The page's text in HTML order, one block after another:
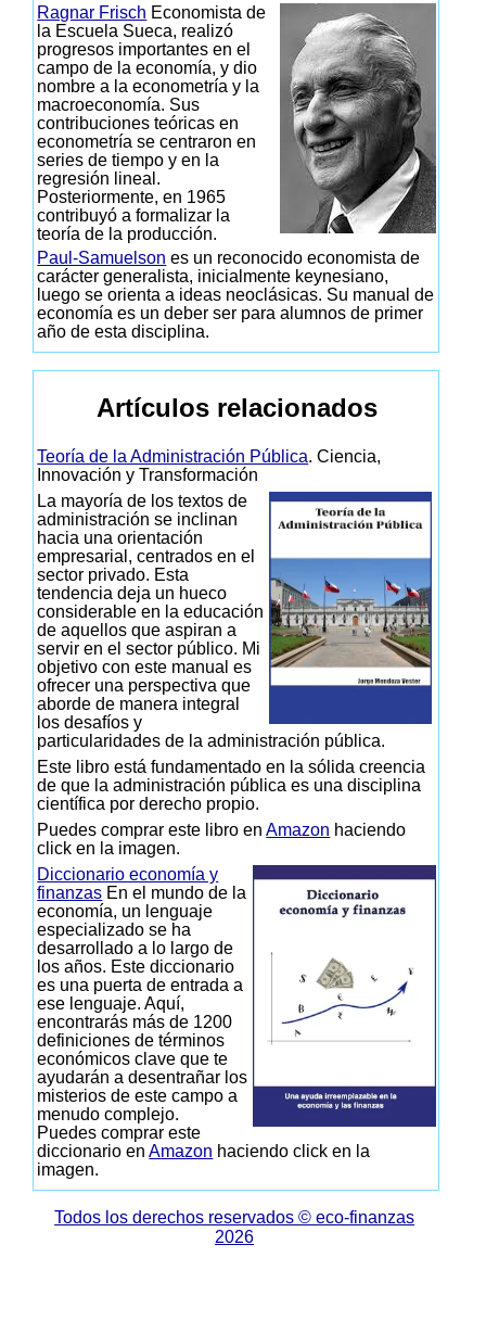
Ragnar Frisch Economista de
la Escuela Sueca, realizó
progresos importantes en el
campo de la economía, y dio
nombre a la econometría y la
macroeconomía. Sus
contribuciones teóricas en
econometría se centraron en
series de tiempo y en la
regresión lineal.
Posteriormente, en 1965
contribuyó a formalizar la
teoría de la producción.
Paul-Samuelson es un reconocido economista de
carácter generalista, inicialmente keynesiano,
luego se orienta a ideas neoclásicas. Su manual de
economía es un deber ser para alumnos de primer
año de esta disciplina.
Artículos relacionados
Teoría de la Administración Pública. Ciencia,
Innovación y Transformación
La mayoría de los textos de
administración se inclinan
hacia una orientación
empresarial, centrados en el
sector privado. Esta
tendencia deja un hueco
considerable en la educación
de aquellos que aspiran a
servir en el sector público. Mi
objetivo con este manual es
ofrecer una perspectiva que
aborde de manera integral
los desafíos y
particularidades de la administración pública.
Este libro está fundamentado en la sólida creencia
de que la administración pública es una disciplina
científica por derecho propio.
Puedes comprar este libro enAmazon haciendo
click en la imagen.
Diccionario economía y
finanzas En el mundo de la
economía, un lenguaje
especializado se ha
desarrollado a lo largo de
los años. Este diccionario
es una puerta de entrada a
ese lenguaje. Aquí,
encontrarás más de 1200
definiciones de términos
económicos clave que te
ayudarán a desentrañar los
misterios de este campo a
menudo complejo.
Puedes comprar este
diccionario enAmazon haciendo click en la
imagen.
Todos los derechos reservados © eco-finanzas
2026